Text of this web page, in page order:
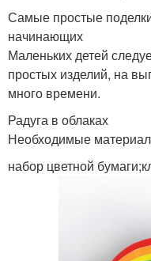
Самые простые
начинающих
Маленьких детей
простых изделий, на
много времени.
Радуга в облаках
Необходимые
набор цветной